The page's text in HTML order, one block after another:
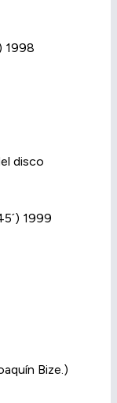
1998
disco
1999
Bize.)